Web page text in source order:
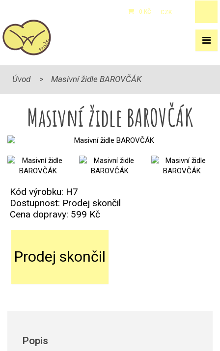
0 KČ CZK
Úvod Masivní židle BAROVČÁK
Masivní židle BAROVČÁK
Kód výrobku: H7
Dostupnost: Prodej skončil
Cena dopravy: 599 Kč
Prodej skončil
Popis